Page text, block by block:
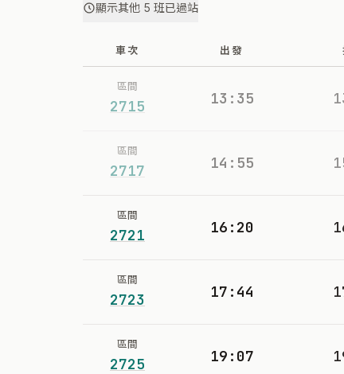
顯示其他 5 班已過站
車次 出發
區間
2715 13:35
區間
2717 14:55
區間
2721 16:20
區間
2723 17:44
區間
2725 19:07